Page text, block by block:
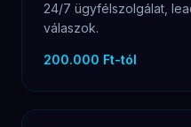
24/7 ügyfélszolgálat,
válaszok.
200.000 Ft-tól